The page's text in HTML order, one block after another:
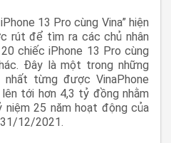
13 Pro cùng Vina” hiện
rút để tìm ra các chủ nhân
chiếc iPhone 13 Pro cùng
Đây là một trong những
từng được VinaPhone
tới hơn 4,3 tỷ đồng nhằm
niệm 25 năm hoạt động của
31/12/2021.